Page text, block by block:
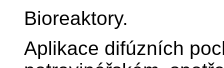
Bioreaktory.
Aplikace difúzních